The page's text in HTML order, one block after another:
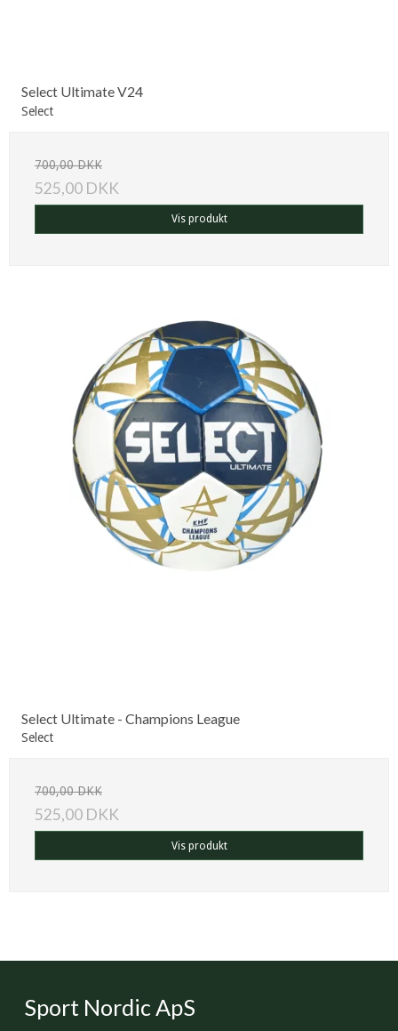
Select Ultimate V24
Select
700,00 DKK
525,00 DKK
Vis produkt
Select Ultimate - Champions League
Select
700,00 DKK
525,00 DKK
Vis produkt
Sport Nordic ApS